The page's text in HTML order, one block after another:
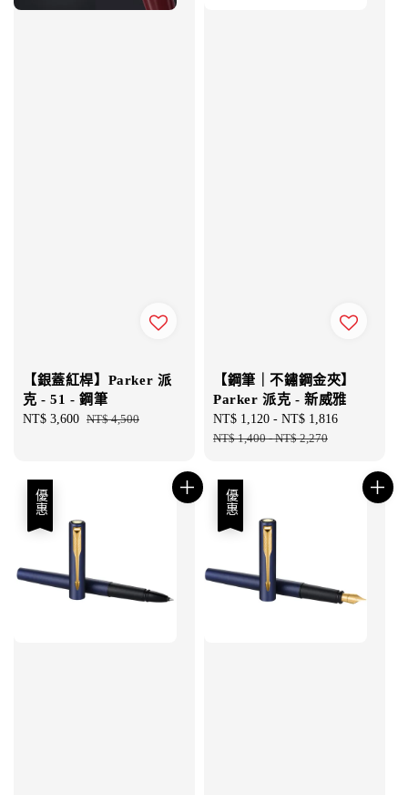
【銀蓋紅桿】Parker 派
克 - 51 - 鋼筆
Sale
NT$ 3,600 Regular
NT$ 4,500
【鋼筆｜不鏽鋼金夾】
Parker 派克 - 新威雅
Sale
price
NT$ 1,120 - NT$ 1,816
NT$ 1,400-NT$ 2,270
優惠 優惠